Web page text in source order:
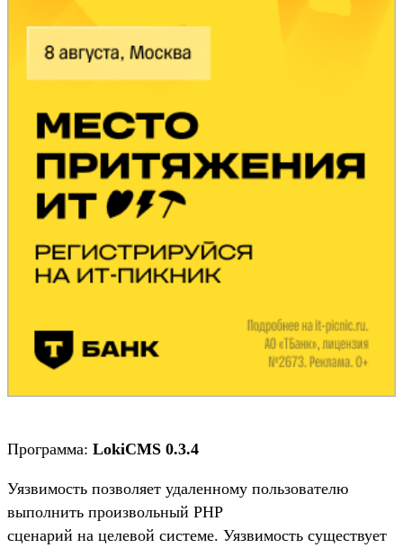
Программа: LokiCMS 0.3.4
Уязвимость позволяет удаленному пользователю
выполнить произвольный PHP
сценарий на целевой системе. Уязвимость существует